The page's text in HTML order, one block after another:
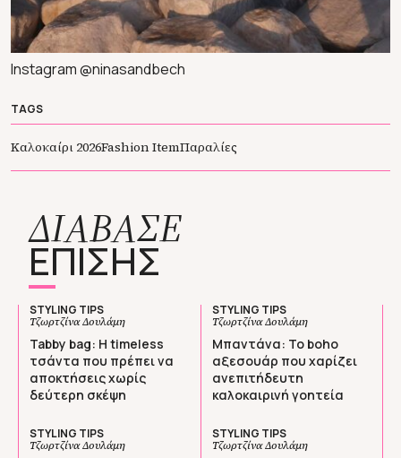
Instagram @ninasandbech
TAGS
Καλοκαίρι 2026Fashion ItemΠαραλίες
ΔΙΑΒΑΣΕ
ΕΠΙΣΗΣ
STYLING TIPS
Τζωρτζίνα Δουλάμη
Tabby bag: H timeless
τσάντα που πρέπει να
αποκτήσεις χωρίς
δεύτερη σκέψη
STYLING TIPS
Τζωρτζίνα Δουλάμη
Μπαντάνα: To boho
αξεσουάρ που χαρίζει
ανεπιτήδευτη
καλοκαιρινή γοητεία
STYLING TIPS
Τζωρτζίνα Δουλάμη
STYLING TIPS
Τζωρτζίνα Δουλάμη